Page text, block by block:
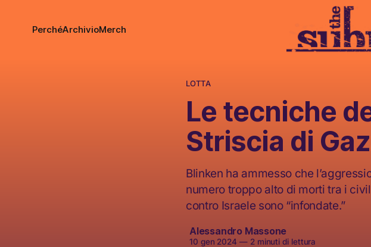
PerchéArchivioMerch
LOTTA
Le tecniche
Striscia di
Blinken ha ammesso che
numero troppo alto di morti tra i
contro Israele sono “infondate.”
Alessandro Massone
10 gen 2024 —2 minuti di lettura